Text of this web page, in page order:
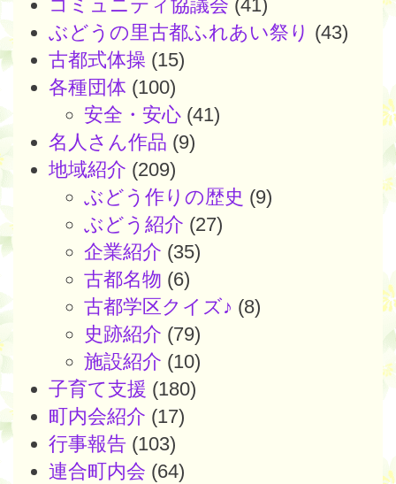
コミュニティ協議会 (41)
ぶどうの里古都ふれあい祭り (43)
古都式体操 (15)
各種団体 (100)
安全・安心 (41)
名人さん作品 (9)
地域紹介 (209)
ぶどう作りの歴史 (9)
ぶどう紹介 (27)
企業紹介 (35)
古都名物 (6)
古都学区クイズ♪ (8)
史跡紹介 (79)
施設紹介 (10)
子育て支援 (180)
町内会紹介 (17)
行事報告 (103)
連合町内会 (64)